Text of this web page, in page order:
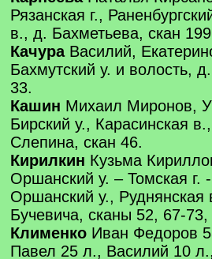
Рязанская г.,
в., д. Бахметьева, скан
КачураВасилий,
Бахмутский у. и волость,
33.
Кашин Михаил Миронов,
Бирский у., Карасинская
Слепина, скан 46.
Кирилкин Кузьма
Оршанский у. – Томская г.
Оршанский у.,
Бучевича, сканы 52, 67-73,
Клименко Иван Федоров
Павел 25 л., Василий 10